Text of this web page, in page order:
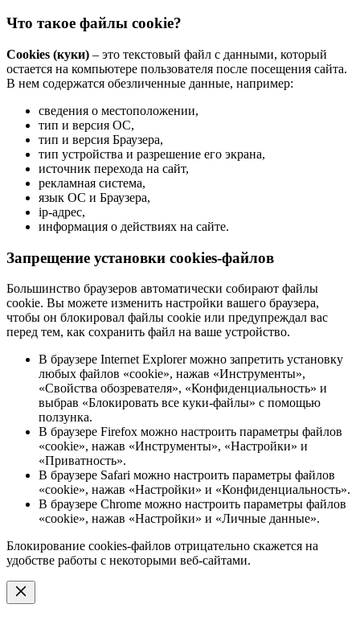
Что такое файлы cookie?
Cookies (куки) – это текстовый файл с данными, который
остается на компьютере пользователя после посещения сайта.
В нем содержатся обезличенные данные, например:
сведения о местоположении,
тип и версия ОС,
тип и версия Браузера,
тип устройства и разрешение его экрана,
источник перехода на сайт,
рекламная система,
язык ОС и Браузера,
ip-адрес,
информация о действиях на сайте.
Запрещение установки cookies-файлов
Большинство браузеров автоматически собирают файлы
cookie. Вы можете изменить настройки вашего браузера,
чтобы он блокировал файлы cookie или предупреждал вас
перед тем, как сохранить файл на ваше устройство.
В браузере Internet Explorer можно запретить установку
любых файлов «cookie», нажав «Инструменты»,
«Свойства обозревателя», «Конфиденциальность» и
выбрав «Блокировать все куки-файлы» с помощью
ползунка.
В браузере Firefox можно настроить параметры файлов
«cookie», нажав «Инструменты», «Настройки» и
«Приватность».
В браузере Safari можно настроить параметры файлов
«cookie», нажав «Настройки» и «Конфиденциальность».
В браузере Chrome можно настроить параметры файлов
«cookie», нажав «Настройки» и «Личные данные».
Блокирование cookies-файлов отрицательно скажется на
удобстве работы с некоторыми веб-сайтами.